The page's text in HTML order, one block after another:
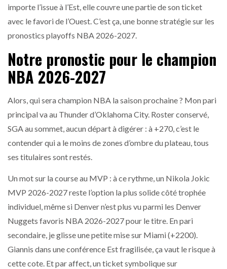
importe l’issue à l’Est, elle couvre une partie de son ticket
avec le favori de l’Ouest. C’est ça, une bonne stratégie sur les
pronostics playoffs NBA 2026-2027.
Notre pronostic pour le champion
NBA 2026-2027
Alors, qui sera champion NBA la saison prochaine ? Mon pari
principal va au Thunder d’Oklahoma City. Roster conservé,
SGA au sommet, aucun départ à digérer : à +270, c’est le
contender qui a le moins de zones d’ombre du plateau, tous
ses titulaires sont restés.
Un mot sur la course au MVP : à ce rythme, un Nikola Jokic
MVP 2026-2027 reste l’option la plus solide côté trophée
individuel, même si Denver n’est plus vu parmi les Denver
Nuggets favoris NBA 2026-2027 pour le titre. En pari
secondaire, je glisse une petite mise sur Miami (+2200).
Giannis dans une conférence Est fragilisée, ça vaut le risque à
cette cote. Et par affect, un ticket symbolique sur